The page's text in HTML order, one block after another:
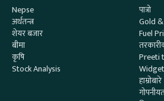
Nepse
अर्थतन्त्र
शेयर बजार
बीमा
कृषि
Stock Analysis
पात्रो
Gold
Fuel
Preeti
हाम्रोबारे